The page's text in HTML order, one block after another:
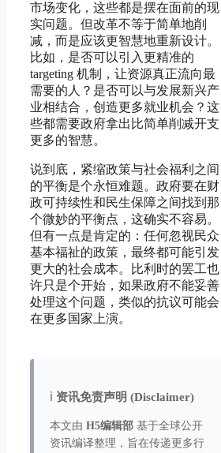
市场变化，这些都是摆在面前的现
实问题。但改革不等于简单地削
减，而是应该更智慧地重新设计。
比如，是否可以引入更精准的
targeting 机制，让资源真正流向最
需要的人？是否可以与发展新兴产
业相结合，创造更多就业机会？这
些都需要政府拿出比简单削减开支
更多的智慧。
说到底，紧缩政策与社会福利之间
的平衡是个永恒难题。政府要在财
政可持续性和民生保障之间找到那
个微妙的平衡点，这确实不容易。
但有一点是肯定的：任何忽视民众
基本福祉的政策，最终都可能引发
更大的社会成本。比利时的罢工也
许只是个开始，如果政府不能妥善
处理这个问题，类似的抗议可能会
在更多国家上演。
ℹ️ 资讯免责声明 (Disclaimer)
本文由 H5编辑部 基于全球公开
资讯编译整理，旨在传递更多行